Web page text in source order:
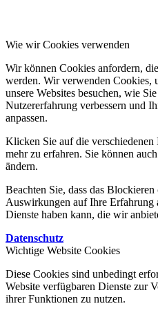
Wie wir Cookies verwenden
Wir können Cookies anfordern,
werden. Wir verwenden Cookies,
unsere Websites besuchen, wie
Nutzererfahrung verbessern und
anpassen.
Klicken Sie auf die
mehr zu erfahren. Sie können
ändern.
Beachten Sie, dass das
Auswirkungen auf Ihre Erfahrung
Dienste haben kann, die wir
Datenschutz
Wichtige Website Cookies
Diese Cookies sind unbedingt
Website verfügbaren Dienste zur
ihrer Funktionen zu nutzen.